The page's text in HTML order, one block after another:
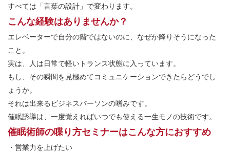
すべては「言葉の設計」で変わります。
こんな経験はありませんか？
エレベーターで自分の階ではないのに、なぜか降りそうになった
こと。
実は、人は日常で軽いトランス状態に入っています。
もし、その瞬間を見極めてコミュニケーションできたらどうでし
ょうか。
それは出来るビジネスパーソンの嗜みです。
催眠誘導は、一度覚えればいつでも使える一生モノの技術です。
催眠術師の喋り方セミナーはこんな方におすすめ
・営業力を上げたい